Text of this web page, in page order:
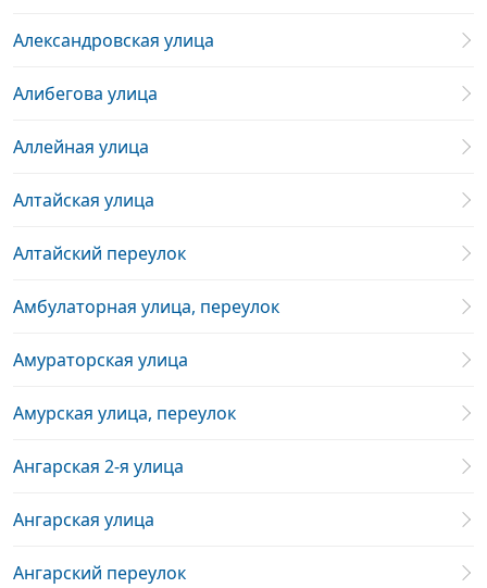
Александровская улица
Алибегова улица
Аллейная улица
Алтайская улица
Алтайский переулок
Амбулаторная улица, переулок
Амураторская улица
Амурская улица, переулок
Ангарская 2-я улица
Ангарская улица
Ангарский переулок